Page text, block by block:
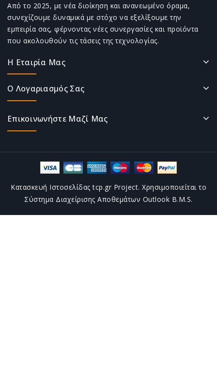
Από το 2025, με νέα διοίκηση και ανανεωμένο όραμα,
συνεχίζουμε δυναμικά με στόχο να εξελίξουμε την
εμπειρία σας, φέρνοντας νέες συνεργασίες και προϊόντα
που ακολουθούν τις τάσεις της τεχνολογίας.
Η Εταιρία Μας
Ο Λογαριασμός Σας
Επικοινωνήστε Μαζί Μας
Κατασκευή Ιστοσελίδας tcp.gr Project. Χρησιμοποιείται το
Σύστημα Διαχείρισης Αποθεμάτων Outlook B.M.S.